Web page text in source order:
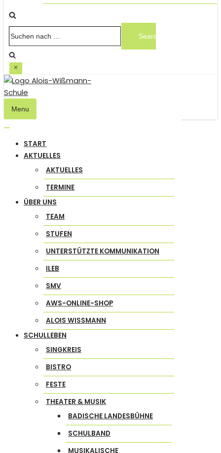
Suchen
nach …
Menu
Navigation
umschalten
START
AKTUELLES
AKTUELLES
TERMINE
ÜBER UNS
TEAM
STUFEN
UNTERSTÜTZTE KOMMUNIKATION
ILEB
SMV
AWS-ONLINE-SHOP
ALOIS WISSMANN
SCHULLEBEN
SINGKREIS
BISTRO
FESTE
THEATER & MUSIK
BADISCHE LANDESBÜHNE
SCHULBAND
MUSIKALISCHE